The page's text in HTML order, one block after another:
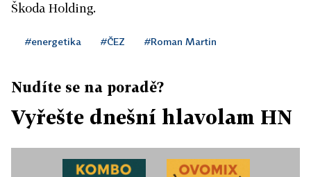
Škoda Holding.
#energetika #ČEZ #Roman Martin
Nudíte se na poradě?
Vyřešte dnešní hlavolam HN